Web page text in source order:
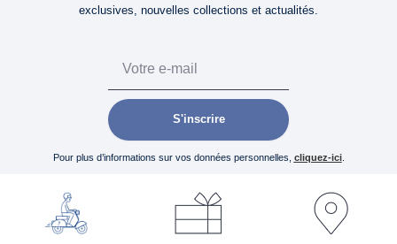
exclusives, nouvelles collections et actualités.
S'inscrire
Pour plus d’informations sur vos données personnelles, cliquez-ici.